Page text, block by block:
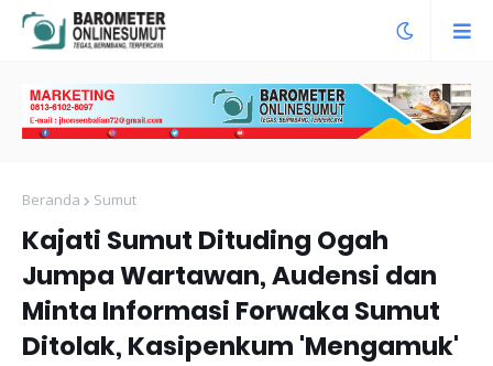
Beranda Sumut
Kajati Sumut Dituding Ogah
Jumpa Wartawan, Audensi dan
Minta Informasi Forwaka Sumut
Ditolak, Kasipenkum 'Mengamuk'